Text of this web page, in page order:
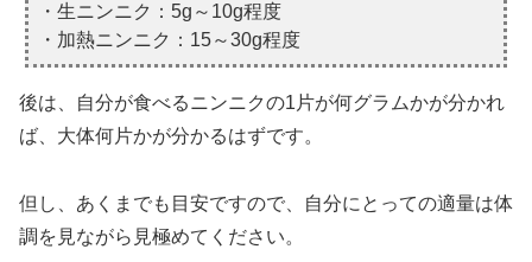
・生ニンニク：5g～10g程度
・加熱ニンニク：15～30g程度
後は、自分が食べるニンニクの1片が何グラムかが分かれ
ば、大体何片かが分かるはずです。
但し、あくまでも目安ですので、自分にとっての適量は体
調を見ながら見極めてください。